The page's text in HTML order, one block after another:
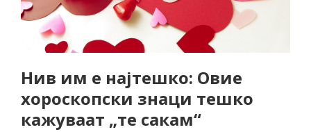
Нив им е најтешко: Овие
хороскопски знаци тешко
кажуваат „те сакам“